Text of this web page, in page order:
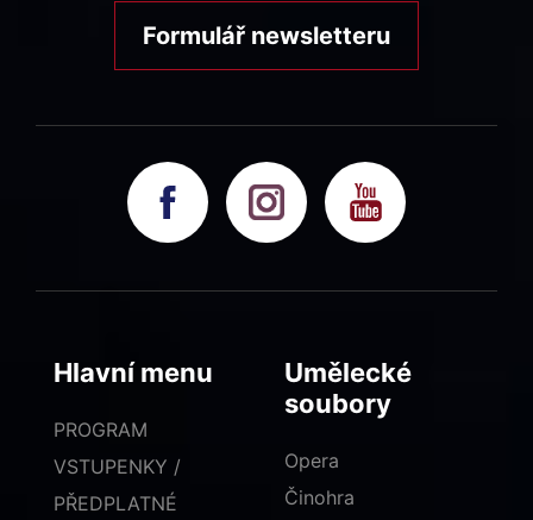
Formulář newsletteru
Hlavní menu
PROGRAM
VSTUPENKY /
PŘEDPLATNÉ
Umělecké
soubory
Opera
Činohra